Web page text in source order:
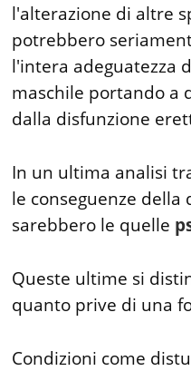
l'alterazione di altre
potrebbero
l'intera adeguatezza
maschile portando a
dalla disfunzione
In un ultima analisi
le conseguenze
sarebbero le quelle
Queste ultime si
quanto prive di una
Condizioni come